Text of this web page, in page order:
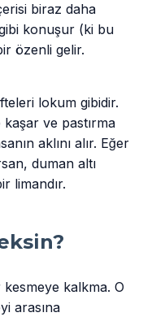
biraz daha
konuşur (ki bu
özenli gelir.
lokum gibidir.
ve pastırma
aklını alır. Eğer
duman altı
limandır.
kalkma. O
arasına